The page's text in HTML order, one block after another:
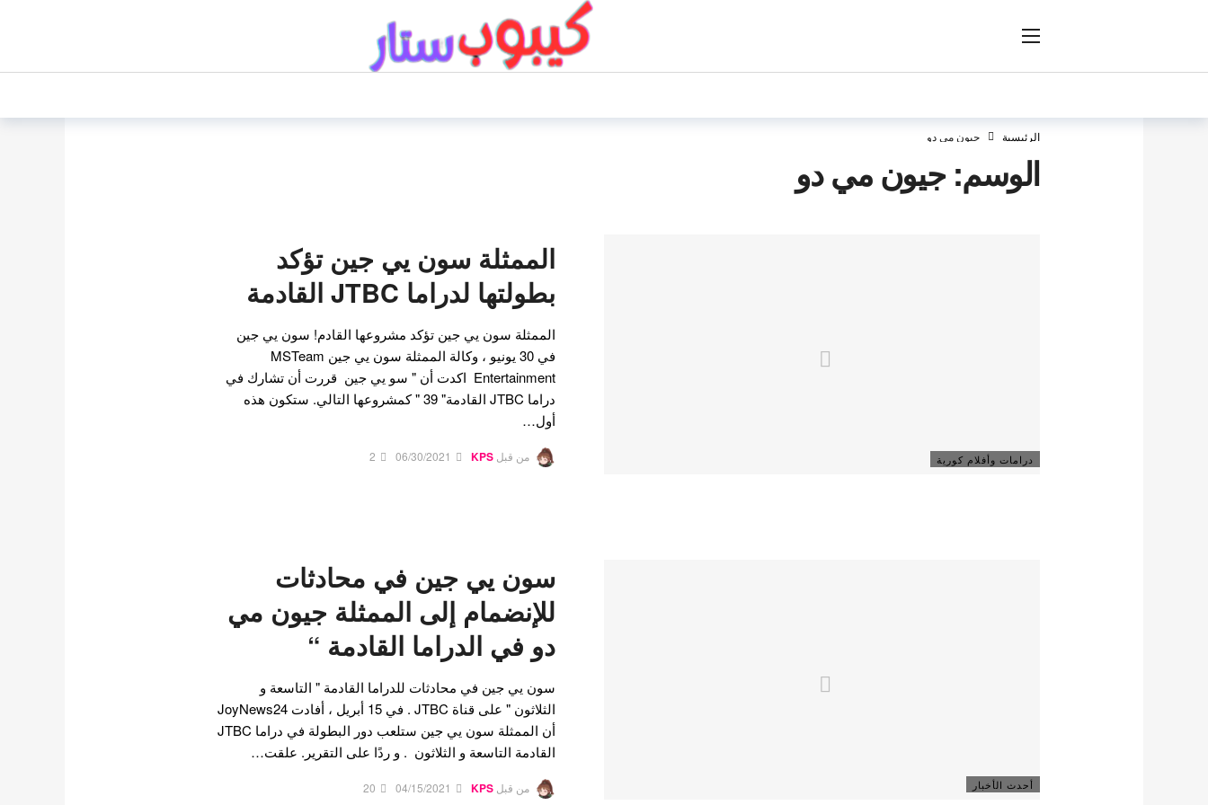
الرئيسية جيون مي دو
الوسم:جيون مي دو
درامات وأفلام كورية
الممثلة سون يي جين تؤكد
بطولتها لدراما JTBC القادمة
الممثلة سون يي جين تؤكد مشروعها القادم! سون يي جين
في 30 يونيو ، وكالة الممثلة سون يي جين MSTeam
Entertainment اكدت أن " سو يي جين قررت أن تشارك في
دراما JTBC القادمة" 39 " كمشروعها التالي. ستكون هذه
أول…
من قبل KPS
06/30/2021
2
أحدث الأخبار
سون يي جين في محادثات
للإنضمام إلى الممثلة جيون مي
دو في الدراما القادمة “
سون يي جين في محادثات للدراما القادمة " التاسعة و
الثلاثون " على قناة JTBC . في 15 أبريل ، أفادت JoyNews24
أن الممثلة سون يي جين ستلعب دور البطولة في دراما JTBC
القادمة التاسعة و الثلاثون . و ردًا على التقرير. علقت…
من قبل KPS
04/15/2021
20